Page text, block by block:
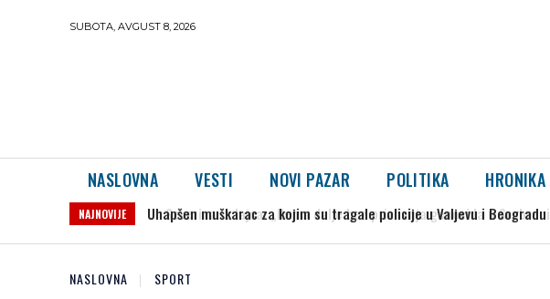
SUBOTA, AVGUST 8, 2026
NASLOVNA VESTI NOVI PAZAR POLITIKA HRONIKA
NAJNOVIJE Severina iz Jajca: „Nema dalje bez priznanja genocida u Srebrenici“
NASLOVNA SPORT